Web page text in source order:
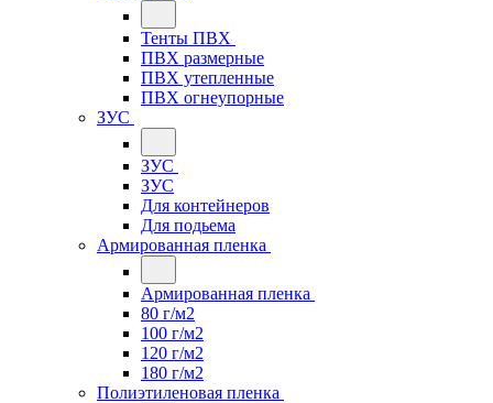
Тенты ПВХ
ПВХ размерные
ПВХ утепленные
ПВХ огнеупорные
ЗУС
ЗУС
ЗУС
Для контейнеров
Для подьема
Армированная пленка
Армированная пленка
80 г/м2
100 г/м2
120 г/м2
180 г/м2
Полиэтиленовая пленка